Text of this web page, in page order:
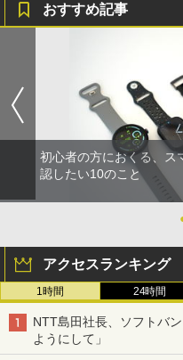
おすすめ記事
初心者の方におくる、ス
認したい10のこと
アクセスランキング
1時間 24時間
NTT島田社長、ソフトバ
ようにして」